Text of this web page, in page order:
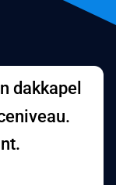
dakkapel